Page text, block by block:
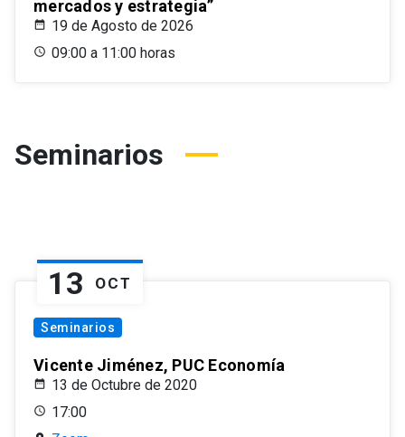
mercados y estrategia”
19 de Agosto de 2026
09:00 a 11:00 horas
Seminarios
13 OCT
Seminarios
Vicente Jiménez, PUC Economía
13 de Octubre de 2020
17:00